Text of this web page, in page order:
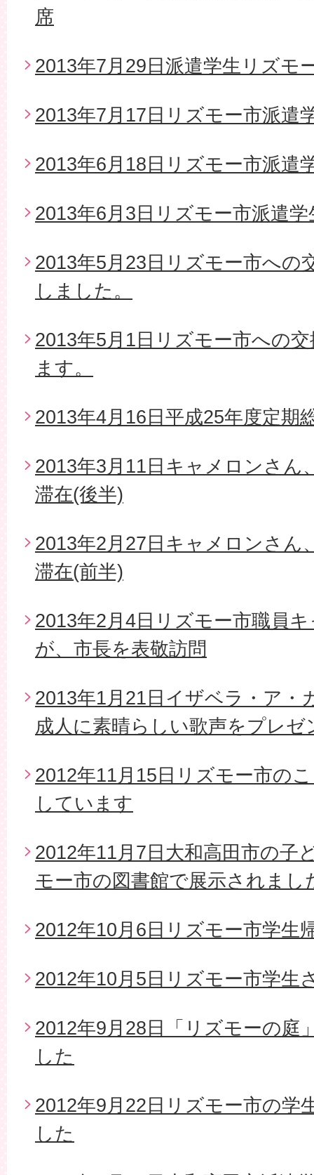
席
2013年7月29日派遣学生リズモ
2013年7月17日リズモー市派遣
2013年6月18日リズモー市派遣
2013年6月3日リズモー市派遣学
2013年5月23日リズモー市への
しました。
2013年5月1日リズモー市への
ます。
2013年4月16日平成25年度定期
2013年3月11日キャメロンさん
滞在(後半)
2013年2月27日キャメロンさん
滞在(前半)
2013年2月4日リズモー市職員
が、市長を表敬訪問
2013年1月21日イザベラ・ア・
成人に素晴らしい歌声をプレ
2012年11月15日リズモー市の
しています
2012年11月7日大和高田市の子
モー市の図書館で展示されまし
2012年10月6日リズモー市学生
2012年10月5日リズモー市学生
2012年9月28日「リズモーの庭
した
2012年9月22日リズモー市の学
した